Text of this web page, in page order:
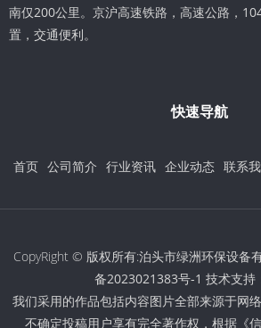
南仅200公里。京沪高速铁路，高速公路，
置，交通便利。
快速导航
首页 公司简介 行业资讯 企业动态 联系
CopyRight © 版权所有:泊头市绿洲环保设备
备2023021383号-1 技术支持
我们采用的作品包括内容图片全部来源于网
不确定投稿用户享有完全著作权，根据《